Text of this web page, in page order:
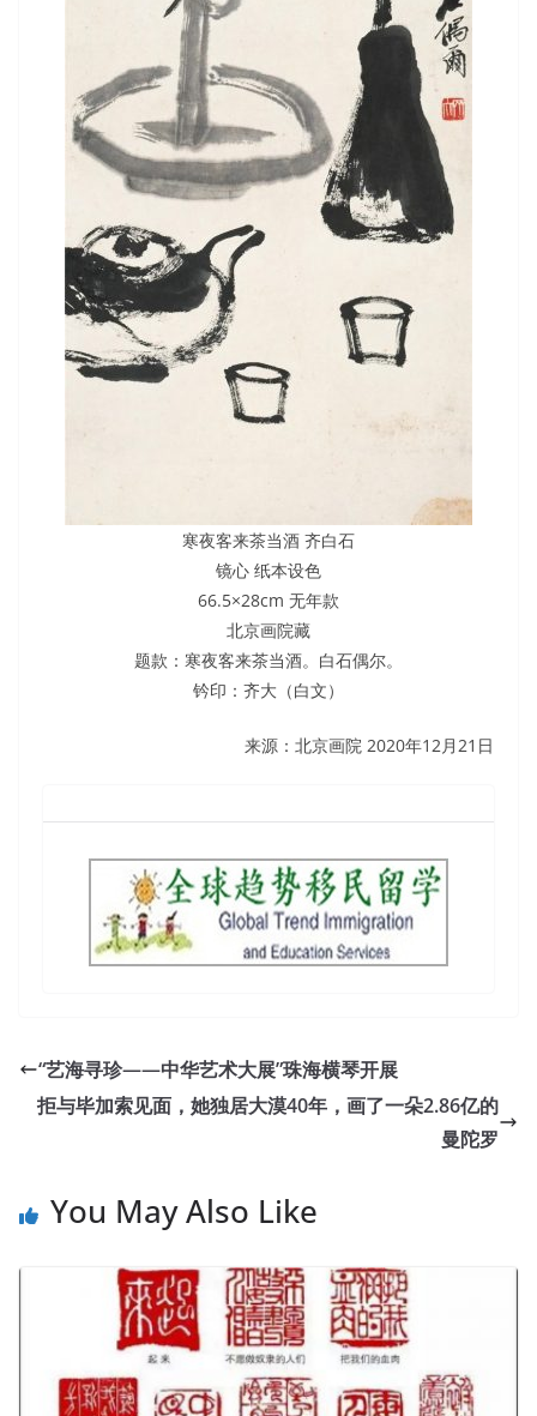
寒夜客来茶当酒 齐白石
镜心 纸本设色
66.5×28cm 无年款
北京画院藏
题款：寒夜客来茶当酒。白石偶尔。
钤印：齐大（白文）
来源：北京画院 2020年12月21日
“艺海寻珍——中华艺术大展”珠海横琴开展
拒与毕加索见面，她独居大漠40年，画了一朵2.86亿的
曼陀罗
You May Also Like